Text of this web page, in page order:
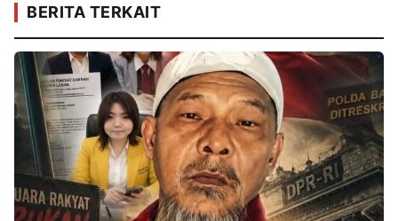
BERITA TERKAIT